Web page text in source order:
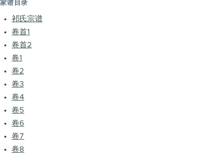
家谱目录
祁氏宗谱
卷首1
卷首2
卷1
卷2
卷3
卷4
卷5
卷6
卷7
卷8